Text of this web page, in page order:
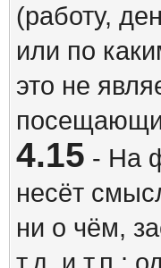
(работу,
или по
это не
4.15 - На
несёт
ни о чём,